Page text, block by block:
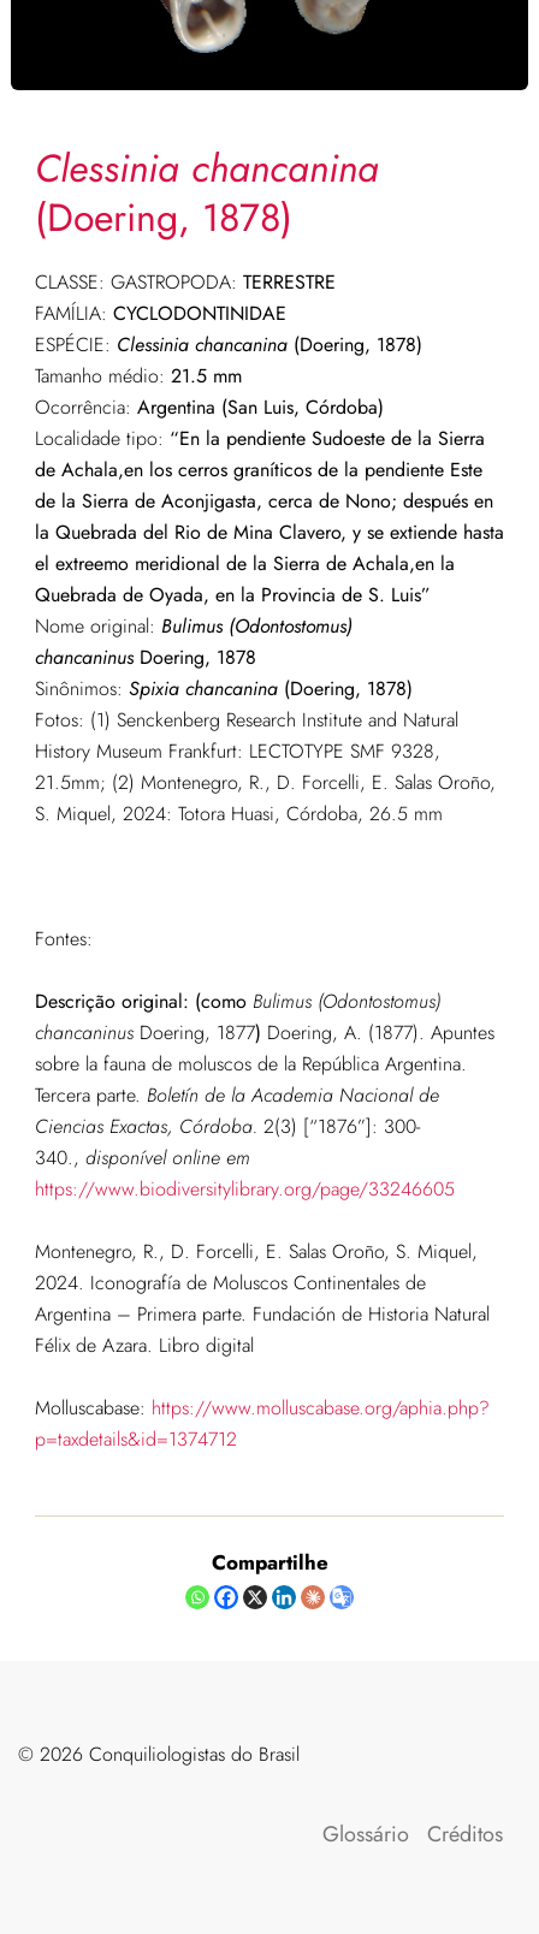
Clessinia chancanina
(Doering, 1878)
CLASSE: GASTROPODA: TERRESTRE
FAMÍLIA: CYCLODONTINIDAE
ESPÉCIE: Clessinia chancanina(Doering, 1878)
Tamanho médio: 21.5 mm
Ocorrência: Argentina (San Luis, Córdoba)
Localidade tipo: “En la pendiente Sudoeste de la Sierra
de Achala,en los cerros graníticos de la pendiente Este
de la Sierra de Aconjigasta, cerca de Nono; después en
la Quebrada del Rio de Mina Clavero, y se extiende hasta
el extreemo meridional de la Sierra de Achala,en la
Quebrada de Oyada, en la Provincia de S. Luis”
Nome original: Bulimus (Odontostomus)
chancaninusDoering, 1878
Sinônimos: Spixia chancanina(Doering, 1878)
Fotos: (1) Senckenberg Research Institute and Natural
History Museum Frankfurt: LECTOTYPE SMF 9328,
21.5mm; (2) Montenegro, R., D. Forcelli, E. Salas Oroño,
S. Miquel, 2024: Totora Huasi, Córdoba, 26.5 mm
Fontes:
Descrição original: (como Bulimus (Odontostomus)
chancaninusDoering, 1877) Doering, A. (1877). Apuntes
sobre la fauna de moluscos de la República Argentina.
Tercera parte. Boletín de la Academia Nacional de
Ciencias Exactas, Córdoba. 2(3) [“1876”]: 300-
340., disponível online em
https://www.biodiversitylibrary.org/page/33246605
Montenegro, R., D. Forcelli, E. Salas Oroño, S. Miquel,
2024. Iconografía de Moluscos Continentales de
Argentina – Primera parte. Fundación de Historia Natural
Félix de Azara. Libro digital
Molluscabase: https://www.molluscabase.org/aphia.php?
p=taxdetails&id=1374712
Compartilhe
©️ 2026 Conquiliologistas do Brasil
Glossário Créditos